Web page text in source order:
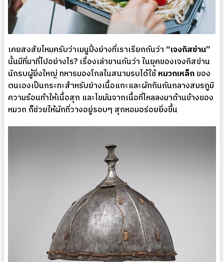
เคยสงสัยไหมครับว่าเมนูปิ้งย่างที่เราเรียกกันว่า “เจงกิสข่าน”
นั้นมีที่มาที่ไปอย่างไร? เรื่องเล่าขานกันว่า ในยุคของเจงกิสข่าน
นักรบผู้ยิ่งใหญ่ ทหารมองโกลในสนามรบได้ใช้หมวกเหล็กของ
ตนเองเป็นกระทะสำหรับย่างเนื้อแกะและผักกินกันกลางสมรภูมิ
ความร้อนทำให้เนื้อสุก และไขมันจากเนื้อที่ไหลลงมาด้านข้างของ
หมวก ก็ช่วยให้ผักที่วางอยู่รอบๆ สุกหอมอร่อยยิ่งขึ้น